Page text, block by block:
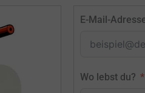
E-Mail-
Wo lebst du?